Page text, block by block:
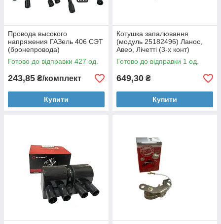
Провода высокого
напряжения ГАЗель 406 СЭТ
(бронепровода)
Готово до відправки 427 од.
243,85 ₴/комплект
Купити
Котушка запалювання
(модуль 25182496) Ланос,
Авео, Лічетті (3-х конт)
FLAGMUS
Готово до відправки 1 од.
649,30 ₴
Купити